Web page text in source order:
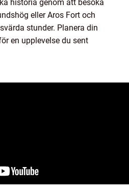
historia genom att besöka
eller Aros Fort och
stunder. Planera din
en upplevelse du sent